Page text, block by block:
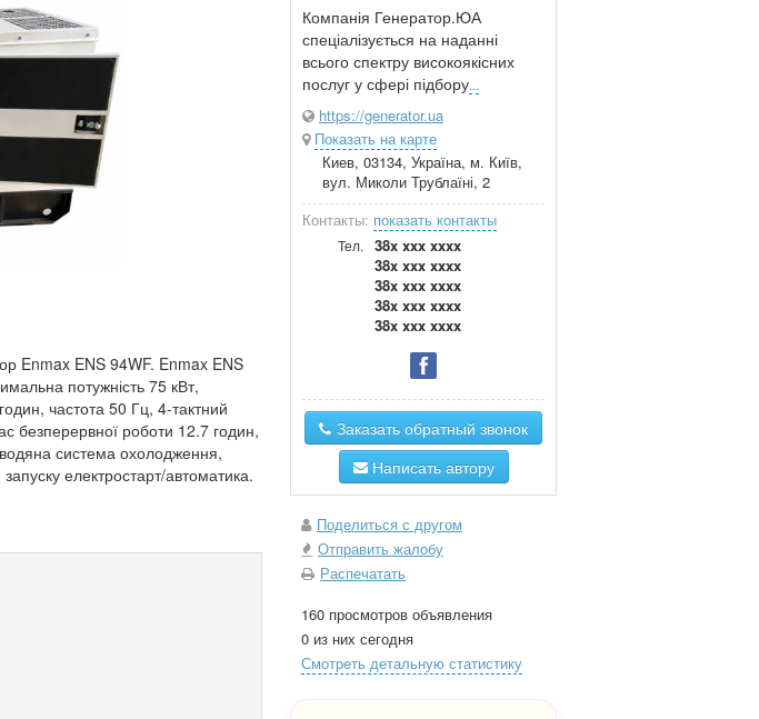
Enmax ENS 94WF. Enmax ENS
потужність 75 кВт,
частота 50 Гц, 4-тактний
безперервної роботи 12.7 годин,
система охолодження,
електростарт/автоматика.
Компанія Генератор.ЮА
спеціалізується на наданні
всього спектру високоякісних
послуг у сфері підбору...
https://generator.ua
Показать на карте
Киев, 03134, Україна, м. Київ,
вул. Миколи Трублаїні, 2
Контакты: показать контакты
Тел.
38x xxx xxxx
38x xxx xxxx
38x xxx xxxx
38x xxx xxxx
38x xxx xxxx
Заказать обратный звонок
Написать автору
Поделиться с другом
Отправить жалобу
Распечатать
160 просмотров объявления
0 из них сегодня
Смотреть детальную статистику